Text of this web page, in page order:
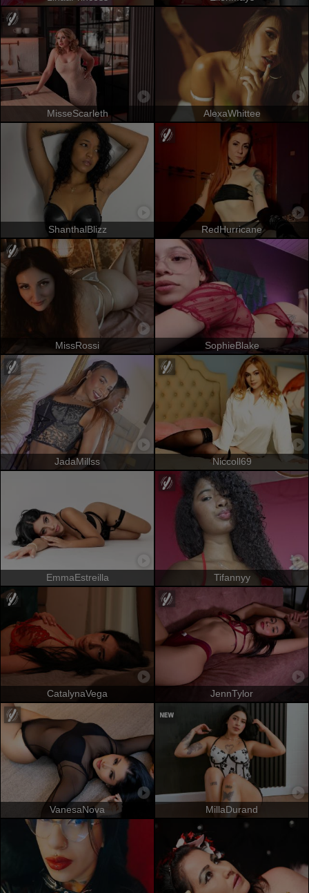
MisseScarleth AlexaWhittee
ShanthalBlizz RedHurricane
MissRossi SophieBlake
JadaMillss Niccoll69
EmmaEstreilla Tifannyy
CatalynaVega JennTylor
VanesaNova MillaDurand